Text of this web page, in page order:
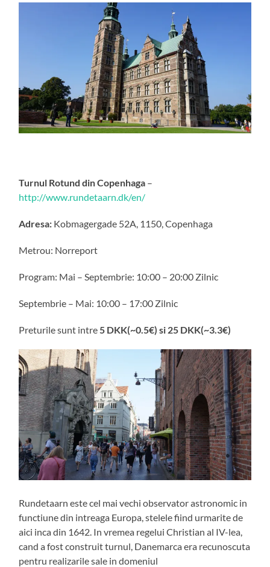
Turnul Rotund din Copenhaga –
http://www.rundetaarn.dk/en/
Adresa: Kobmagergade 52A, 1150, Copenhaga
Metrou: Norreport
Program: Mai – Septembrie: 10:00 – 20:00 Zilnic
Septembrie – Mai: 10:00 – 17:00 Zilnic
Preturile sunt intre5 DKK(~0.5€) si 25 DKK(~3.3€)
Rundetaarn este cel mai vechi observator astronomic in
functiune din intreaga Europa, stelele fiind urmarite de
aici inca din 1642. In vremea regelui Christian al IV-lea,
cand a fost construit turnul, Danemarca era recunoscuta
pentru realizarile sale in domeniul